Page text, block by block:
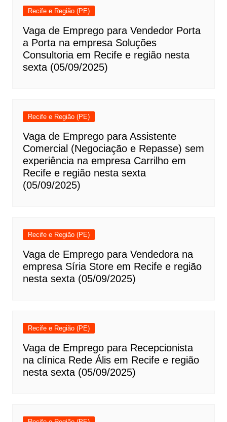
Recife e Região (PE)
Vaga de Emprego para Vendedor Porta
a Porta na empresa Soluções
Consultoria em Recife e região nesta
sexta (05/09/2025)
Recife e Região (PE)
Vaga de Emprego para Assistente
Comercial (Negociação e Repasse) sem
experiência na empresa Carrilho em
Recife e região nesta sexta
(05/09/2025)
Recife e Região (PE)
Vaga de Emprego para Vendedora na
empresa Síria Store em Recife e região
nesta sexta (05/09/2025)
Recife e Região (PE)
Vaga de Emprego para Recepcionista
na clínica Rede Ális em Recife e região
nesta sexta (05/09/2025)